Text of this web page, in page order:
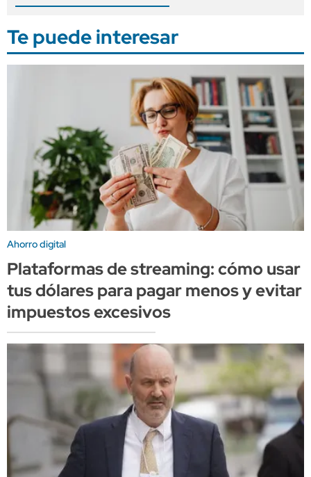
Te puede interesar
Ahorro digital
Plataformas de streaming: cómo usar
tus dólares para pagar menos y evitar
impuestos excesivos